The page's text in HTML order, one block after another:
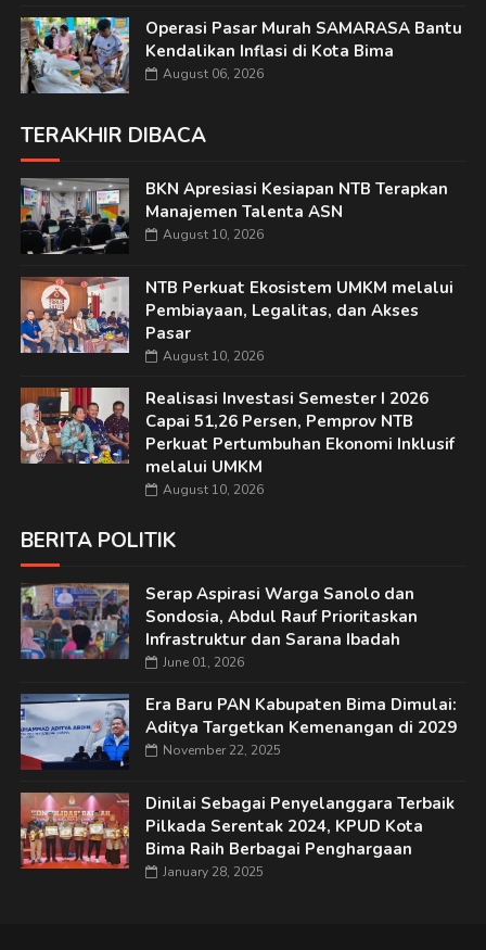
Operasi Pasar Murah SAMARASA Bantu
Kendalikan Inflasi di Kota Bima
August 06, 2026
TERAKHIR DIBACA
BKN Apresiasi Kesiapan NTB Terapkan
Manajemen Talenta ASN
August 10, 2026
NTB Perkuat Ekosistem UMKM melalui
Pembiayaan, Legalitas, dan Akses
Pasar
August 10, 2026
Realisasi Investasi Semester I 2026
Capai 51,26 Persen, Pemprov NTB
Perkuat Pertumbuhan Ekonomi Inklusif
melalui UMKM
August 10, 2026
BERITA POLITIK
Serap Aspirasi Warga Sanolo dan
Sondosia, Abdul Rauf Prioritaskan
Infrastruktur dan Sarana Ibadah
June 01, 2026
Era Baru PAN Kabupaten Bima Dimulai:
Aditya Targetkan Kemenangan di 2029
November 22, 2025
Dinilai Sebagai Penyelanggara Terbaik
Pilkada Serentak 2024, KPUD Kota
Bima Raih Berbagai Penghargaan
January 28, 2025